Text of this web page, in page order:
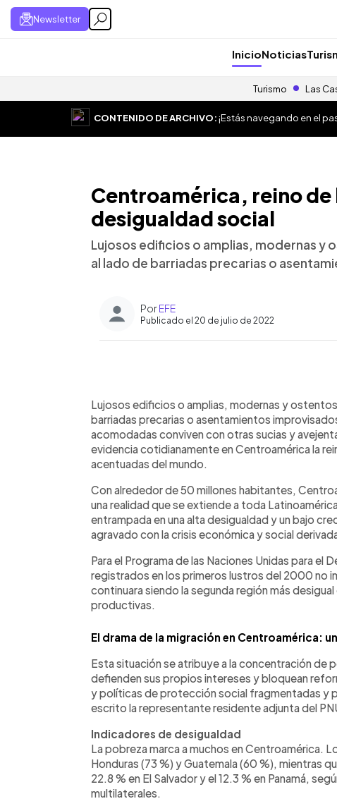
Newsletter
InicioNoticias
Turismo Las
CONTENIDO DE ARCHIVO:¡Estás navegando en el
Centroamérica, reino de
desigualdad social
Lujosos edificios o amplias, modernas y
al lado de barriadas precarias o
PorEFE
Publicado el 20 de julio de 2022
► Escuchar artículo
Lujosos edificios o amplias, modernas y
barriadas precarias o asentamientos
acomodadas conviven con otras sucias y
evidencia cotidianamente en Centroamérica la
acentuadas del mundo.
Con alrededor de 50 millones habitantes,
una realidad que se extiende a toda
entrampada en una alta desigualdad y un bajo
agravado con la crisis económica y social
Para el Programa de las Naciones Unidas para el
registrados en los primeros lustros del 2000 no
continuara siendo la segunda región más
productivas.
El drama de la migración en Centroamérica:
Esta situación se atribuye a la concentración de
defienden sus propios intereses y bloquean
y políticas de protección social fragmentadas y
escrito la representante residente adjunta del
Indicadores de desigualdad
La pobreza marca a muchos en Centroamérica.
Honduras (73 %) y Guatemala (60 %), mientras
22.8 % en El Salvador y el 12.3 % en Panamá,
multilaterales.